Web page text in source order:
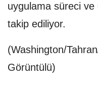
uygulama süreci ve
takip ediliyor.
(Washington/
Görüntülü)